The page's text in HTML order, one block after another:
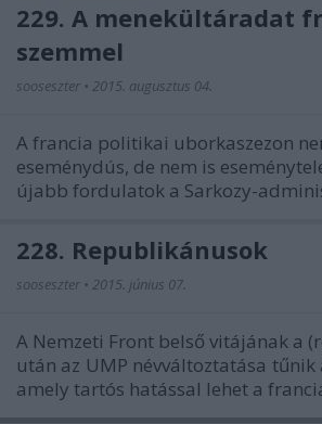
229. A menekültáradat
szemmel
sooseszter • 2015. augusztus 04.
A francia politikai uborkaszezon
eseménydús, de nem is
újabb fordulatok a Sarkozy-
228. Republikánusok
sooseszter • 2015. június 07.
A Nemzeti Front belső vitájának a
után az UMP névváltoztatása tűnik
amely tartós hatással lehet a